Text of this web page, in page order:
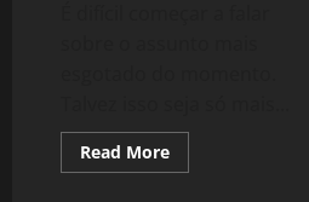
Read MoreRead
more